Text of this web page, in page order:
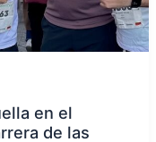
en el
de las